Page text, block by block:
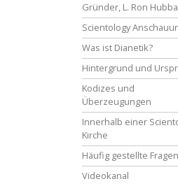
Gründer, L. Ron
Scientology
Was ist Dianetik?
Hintergrund und
Kodizes und
Überzeugungen
Innerhalb einer
Kirche
Häufig gestellte Fragen
Videokanal